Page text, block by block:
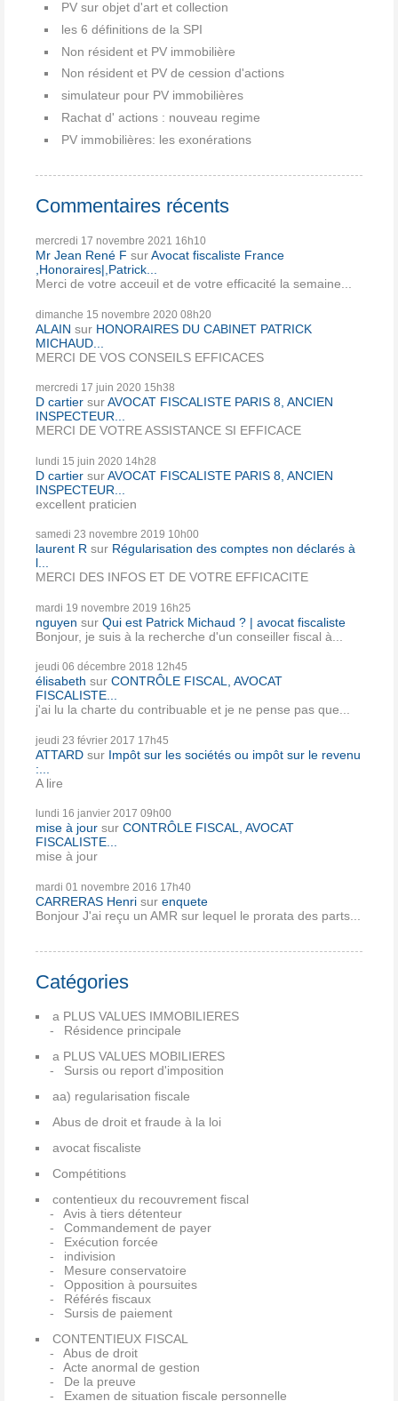
PV sur objet d'art et collection
les 6 définitions de la SPI
Non résident et PV immobilière
Non résident et PV de cession d'actions
simulateur pour PV immobilières
Rachat d' actions : nouveau regime
PV immobilières: les exonérations
Commentaires récents
mercredi 17 novembre 2021 16h10
Mr Jean René F surAvocat fiscaliste France
,Honoraires|,Patrick...
Merci de votre acceuil et de votre efficacité la semaine...
dimanche 15 novembre 2020 08h20
ALAIN sur HONORAIRES DU CABINET PATRICK
MICHAUD...
MERCI DE VOS CONSEILS EFFICACES
mercredi 17 juin 2020 15h38
D cartier surAVOCAT FISCALISTE PARIS 8, ANCIEN
INSPECTEUR...
MERCI DE VOTRE ASSISTANCE SI EFFICACE
lundi 15 juin 2020 14h28
D cartier surAVOCAT FISCALISTE PARIS 8, ANCIEN
INSPECTEUR...
excellent praticien
samedi 23 novembre 2019 10h00
laurent R sur Régularisation des comptes non déclarés à
l...
MERCI DES INFOS ET DE VOTRE EFFICACITE
mardi 19 novembre 2019 16h25
nguyen sur Qui est Patrick Michaud ? | avocat fiscaliste
Bonjour, je suis à la recherche d'un conseiller fiscal à...
jeudi 06 décembre 2018 12h45
élisabeth sur CONTRÔLE FISCAL, AVOCAT
FISCALISTE...
j'ai lu la charte du contribuable et je ne pense pas que...
jeudi 23 février 2017 17h45
ATTARD sur Impôt sur les sociétés ou impôt sur le revenu
:...
A lire
lundi 16 janvier 2017 09h00
mise à jour sur CONTRÔLE FISCAL, AVOCAT
FISCALISTE...
mise à jour
mardi 01 novembre 2016 17h40
CARRERAS Henri sur enquete
Bonjour J'ai reçu un AMR sur lequel le prorata des parts...
Catégories
a PLUS VALUES IMMOBILIERES
Résidence principale
a PLUS VALUES MOBILIERES
Sursis ou report d'imposition
aa) regularisation fiscale
Abus de droit et fraude à la loi
avocat fiscaliste
Compétitions
contentieux du recouvrement fiscal
Avis à tiers détenteur
Commandement de payer
Exécution forcée
indivision
Mesure conservatoire
Opposition à poursuites
Référés fiscaux
Sursis de paiement
CONTENTIEUX FISCAL
Abus de droit
Acte anormal de gestion
De la preuve
Examen de situation fiscale personnelle